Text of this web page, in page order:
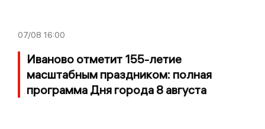
07/08 16:00
Иваново отметит 155-летие
масштабным праздником: полная
программа Дня города 8 августа